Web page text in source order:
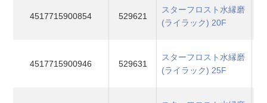
4517715900854 529621
スターフロスト水縁磨
(ライラック) 20F
4517715900946 529631
スターフロスト水縁磨
(ライラック) 25F